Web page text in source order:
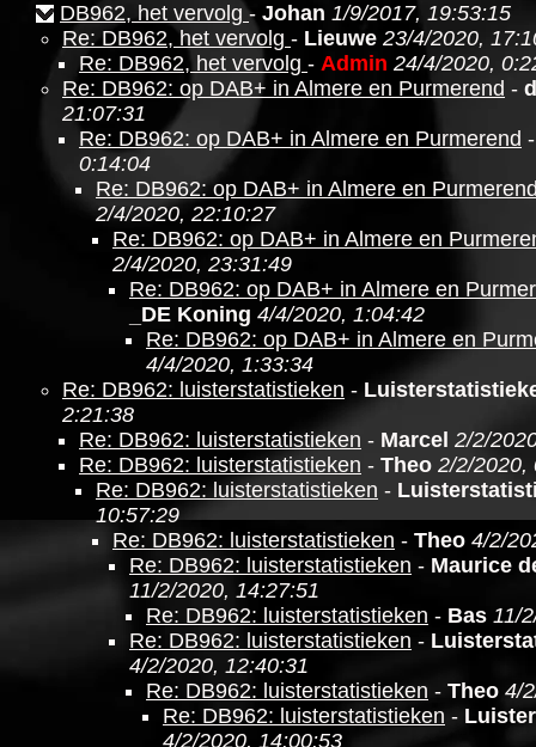
DB962, het vervolg- Johan 1/9/2017, 19:53:15
Re: DB962, het vervolg - Lieuwe 23/4/2020,
Re: DB962, het vervolg - Admin 24/4/2020,
Re: DB962: op DAB+ in Almere en Purmerend -
21:07:31
Re: DB962: op DAB+ in Almere en Purmerend
0:14:04
Re: DB962: op DAB+ in Almere en
2/4/2020, 22:10:27
Re: DB962: op DAB+ in Almere en
2/4/2020, 23:31:49
Re: DB962: op DAB+ in Almere en
_DE Koning 4/4/2020, 1:04:42
Re: DB962: op DAB+ in Almere en
4/4/2020, 1:33:34
Re: DB962: luisterstatistieken -
2:21:38
Re: DB962: luisterstatistieken - Marcel 2/2/
Re: DB962: luisterstatistieken - Theo 2/2/2020,
Re: DB962: luisterstatistieken -
10:57:29
Re: DB962: luisterstatistieken - Theo 4/2/
Re: DB962: luisterstatistieken - Maurice
11/2/2020, 14:27:51
Re: DB962: luisterstatistieken - Bas 11/
Re: DB962: luisterstatistieken -
4/2/2020, 12:40:31
Re: DB962: luisterstatistieken - Theo 4/
Re: DB962: luisterstatistieken -
4/2/2020, 14:00:53